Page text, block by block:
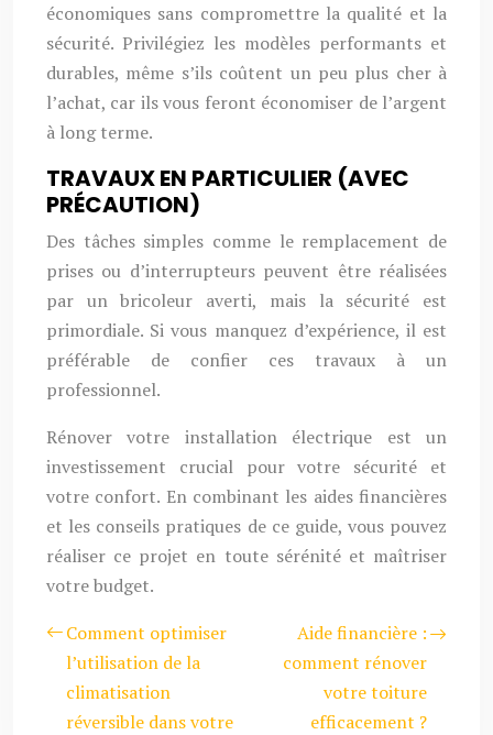
économiques sans compromettre la qualité et la
sécurité. Privilégiez les modèles performants et
durables, même s’ils coûtent un peu plus cher à
l’achat, car ils vous feront économiser de l’argent
à long terme.
TRAVAUX EN PARTICULIER (AVEC
PRÉCAUTION)
Des tâches simples comme le remplacement de
prises ou d’interrupteurs peuvent être réalisées
par un bricoleur averti, mais la sécurité est
primordiale. Si vous manquez d’expérience, il est
préférable de confier ces travaux à un
professionnel.
Rénover votre installation électrique est un
investissement crucial pour votre sécurité et
votre confort. En combinant les aides financières
et les conseils pratiques de ce guide, vous pouvez
réaliser ce projet en toute sérénité et maîtriser
votre budget.
Comment optimiser
l’utilisation de la
climatisation
réversible dans votre
Aide financière :
comment rénover
votre toiture
efficacement ?